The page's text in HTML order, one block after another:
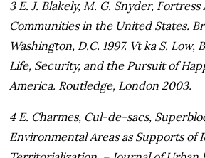
3 E. J. Blakely, M. G. Snyder,
Communities in the United States.
Washington, D.C. 1997. Vt ka S. Low,
Life, Security, and the Pursuit of
America. Routledge, London 2003.
4 E. Charmes, Cul-de-sacs,
Environmental Areas as Supports of